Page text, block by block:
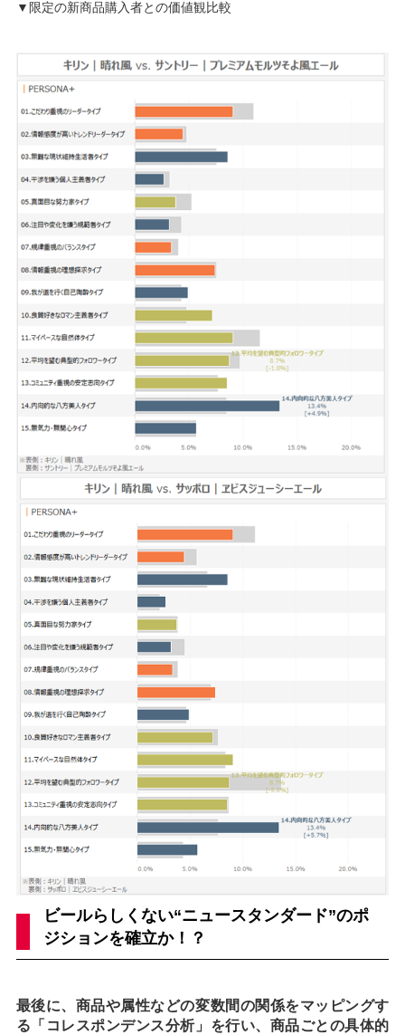
▼限定の新商品購入者との価値観比較
ビールらしくない“ニュースタンダード”のポ
ジションを確立か！？
最後に、商品や属性などの変数間の関係をマッピングす
る「コレスポンデンス分析」を行い、商品ごとの具体的